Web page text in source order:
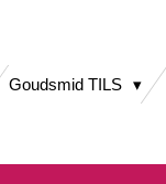
Goudsmid TILS